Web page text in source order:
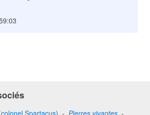
Spartacus) - Pierres vivantes -